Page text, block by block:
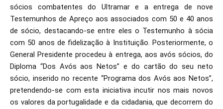
sócios combatentes do Ultramar e a entrega de nove
Testemunhos de Apreço aos associados com 50 e 40 anos
de sócio, destacando-se entre eles o Testemunho à sócia
com 50 anos de fidelização à Instituição. Posteriormente, o
General Presidente procedeu à entrega, aos avós sócios, do
Diploma “Dos Avós aos Netos” e do cartão do seu neto
sócio, inserido no recente “Programa dos Avós aos Netos”,
pretendendo-se com esta iniciativa incutir nos mais novos
os valores da portugalidade e da cidadania, que decorrem do